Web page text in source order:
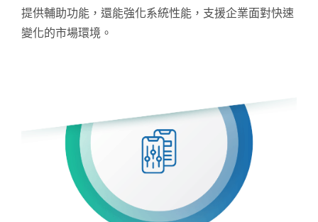
提供輔助功能，還能強化系統性能，支援企業面對快速
變化的市場環境。